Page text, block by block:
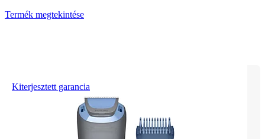
Termék megtekintése
Kiterjesztett garancia